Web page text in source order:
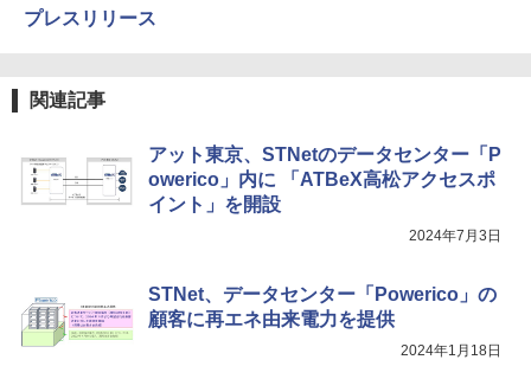
プレスリリース
関連記事
アット東京、STNetのデータセンター「P
owerico」内に 「ATBeX高松アクセスポ
イント」を開設
2024年7月3日
STNet、データセンター「Powerico」の
顧客に再エネ由来電力を提供
2024年1月18日